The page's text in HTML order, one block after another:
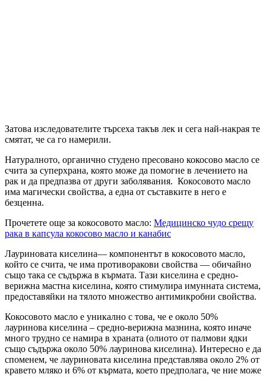
Затова изследователите търсеха такъв лек и сега най-накрая те
смятат, че са го намерили.
Натуралното, органично студено пресовано кокосово масло се
счита за суперхрана, която може да помогне в лечението на
рак и да предпазва от други заболявания. Кокосовото масло
има магически свойства, а една от съставките в него е
безценна.
Прочетете още за кокосовото масло: Медицинско чудо срещу
рака в капсула кокосово масло и канабис
Лауриновата киселина— компонентът в кокосовото масло,
който се счита, че има противоракови свойства — обичайно
също така се съдържа в кърмата. Тази киселина е средно-
верижна мастна киселина, която стимулира имунната система,
предоставяйки на тялото множество антимикробни свойства.
Кокосовото масло е уникално с това, че е около 50%
лауринова киселина – средно-верижна мазнина, която иначе
много трудно се намира в храната (олиото от палмови ядки
също съдържа около 50% лауринова киселина). Интересно е да
споменем, че лауриновата киселина представлява около 2% от
кравето мляко и 6% от кърмата, което предполага, че ние може